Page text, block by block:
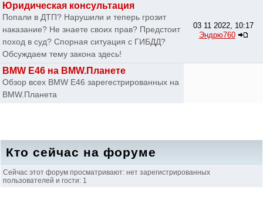
Юридическая консультация
Попали в ДТП? Нарушили и теперь грозит
наказание? Не знаете своих прав? Предстоит
поход в суд? Спорная ситуация с ГИБДД?
Обсуждаем тему закона здесь!
03 11 2022, 10:17
Эндрю760
BMW E46 на BMW.Планете
Обзор всех BMW E46 зарегестрированных на
BMW.Планета
Кто сейчас на форуме
Сейчас этот форум просматривают: нет зарегистрированных
пользователей и гости: 1